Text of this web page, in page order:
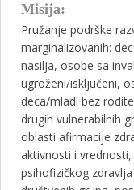
Misija:
Pružanje podrške
marginalizovanih:
nasilja, osobe sa
ugroženi/isključeni,
deca/mladi bez
drugih vulnerabilnih
oblasti afirmacije
aktivnosti i
psihofizičkog